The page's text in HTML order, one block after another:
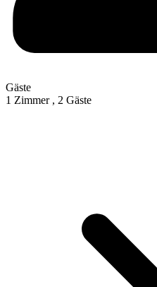
Gäste
1 Zimmer , 2 Gäste